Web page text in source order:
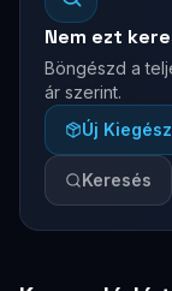
Nem ezt
Böngészd a
ár szerint.
Új
Keresés